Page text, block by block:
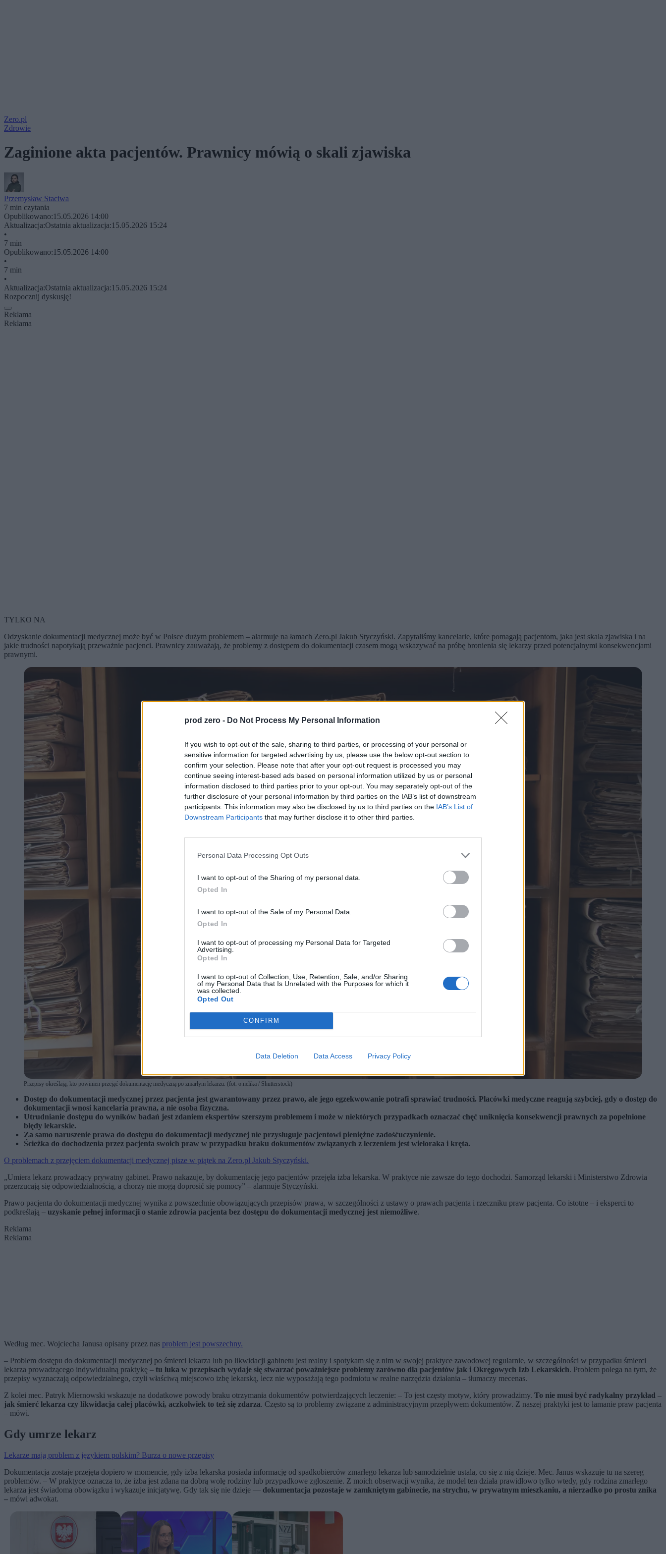
prod zero - Do Not Process My Personal Information
If you wish to opt-out of the sale, sharing to third parties, or processing of your personal or
sensitive information for targeted advertising by us, please use the below opt-out section to
confirm your selection. Please note that after your opt-out request is processed you may
continue seeing interest-based ads based on personal information utilized by us or personal
information disclosed to third parties prior to your opt-out. You may separately opt-out of the
further disclosure of your personal information by third parties on the IAB’s list of downstream
participants. This information may also be disclosed by us to third parties on the IAB’s List of
Downstream Participants that may further disclose it to other third parties.
Personal Data Processing Opt Outs
I want to opt-out of the Sharing of my personal data.
Opted In
I want to opt-out of the Sale of my Personal Data.
Opted In
I want to opt-out of processing my Personal Data for Targeted
Advertising.
Opted In
I want to opt-out of Collection, Use, Retention, Sale, and/or Sharing
of my Personal Data that Is Unrelated with the Purposes for which it
was collected.
Opted Out
CONFIRM
Data Deletion Data Access Privacy Policy
Zero.pl
Zdrowie
Zaginione akta pacjentów. Prawnicy mówią o skali zjawiska
Przemysław Staciwa
7 min czytania
Opublikowano:15.05.2026 14:00
Aktualizacja:Ostatnia aktualizacja:15.05.2026 15:24
•
7 min
Opublikowano:15.05.2026 14:00
•
7 min
•
Aktualizacja:Ostatnia aktualizacja:15.05.2026 15:24
Rozpocznij dyskusję!
Reklama
Reklama
TYLKO NA
Odzyskanie dokumentacji medycznej może być w Polsce dużym problemem – alarmuje na łamach Zero.pl Jakub Styczyński. Zapytaliśmy kancelarie, które pomagają pacjentom, jaka jest skala zjawiska i na
jakie trudności napotykają przeważnie pacjenci. Prawnicy zauważają, że problemy z dostępem do dokumentacji czasem mogą wskazywać na próbę bronienia się lekarzy przed potencjalnymi konsekwencjami
prawnymi.
Przepisy określają, kto powinien przejąć dokumentację medyczną po zmarłym lekarzu. (fot. o.nelika / Shutterstock)
Dostęp do dokumentacji medycznej przez pacjenta jest gwarantowany przez prawo, ale jego egzekwowanie potrafi sprawiać trudności. Placówki medyczne reagują szybciej, gdy o dostęp do
dokumentacji wnosi kancelaria prawna, a nie osoba fizyczna.
Utrudnianie dostępu do wyników badań jest zdaniem ekspertów szerszym problemem i może w niektórych przypadkach oznaczać chęć uniknięcia konsekwencji prawnych za popełnione
błędy lekarskie.
Za samo naruszenie prawa do dostępu do dokumentacji medycznej nie przysługuje pacjentowi pieniężne zadośćuczynienie.
Ścieżka do dochodzenia przez pacjenta swoich praw w przypadku braku dokumentów związanych z leczeniem jest wieloraka i kręta.
O problemach z przejęciem dokumentacji medycznej pisze w piątek na Zero.pl Jakub Styczyński.
„Umiera lekarz prowadzący prywatny gabinet. Prawo nakazuje, by dokumentację jego pacjentów przejęła izba lekarska. W praktyce nie zawsze do tego dochodzi. Samorząd lekarski i Ministerstwo Zdrowia
przerzucają się odpowiedzialnością, a chorzy nie mogą doprosić się pomocy” – alarmuje Styczyński.
Prawo pacjenta do dokumentacji medycznej wynika z powszechnie obowiązujących przepisów prawa, w szczególności z ustawy o prawach pacjenta i rzeczniku praw pacjenta. Co istotne – i eksperci to
podkreślają – uzyskanie pełnej informacji o stanie zdrowia pacjenta bez dostępu do dokumentacji medycznej jest niemożliwe.
Reklama
Reklama
Według mec. Wojciecha Janusa opisany przez nas problem jest powszechny.
– Problem dostępu do dokumentacji medycznej po śmierci lekarza lub po likwidacji gabinetu jest realny i spotykam się z nim w swojej praktyce zawodowej regularnie, w szczególności w przypadku śmierci
lekarza prowadzącego indywidualną praktykę – tu luka w przepisach wydaje się stwarzać poważniejsze problemy zarówno dla pacjentów jak i Okręgowych Izb Lekarskich. Problem polega na tym, że
przepisy wyznaczają odpowiedzialnego, czyli właściwą miejscowo izbę lekarską, lecz nie wyposażają tego podmiotu w realne narzędzia działania – tłumaczy mecenas.
Z kolei mec. Patryk Miernowski wskazuje na dodatkowe powody braku otrzymania dokumentów potwierdzających leczenie: – To jest częsty motyw, który prowadzimy. To nie musi być radykalny przykład –
jak śmierć lekarza czy likwidacja całej placówki, aczkolwiek to też się zdarza. Często są to problemy związane z administracyjnym przepływem dokumentów. Z naszej praktyki jest to łamanie praw pacjenta
– mówi.
Gdy umrze lekarz
Lekarze mają problem z językiem polskim? Burza o nowe przepisy
Dokumentacja zostaje przejęta dopiero w momencie, gdy izba lekarska posiada informację od spadkobierców zmarłego lekarza lub samodzielnie ustala, co się z nią dzieje. Mec. Janus wskazuje tu na szereg
problemów. – W praktyce oznacza to, że izba jest zdana na dobrą wolę rodziny lub przypadkowe zgłoszenie. Z moich obserwacji wynika, że model ten działa prawidłowo tylko wtedy, gdy rodzina zmarłego
lekarza jest świadoma obowiązku i wykazuje inicjatywę. Gdy tak się nie dzieje — dokumentacja pozostaje w zamkniętym gabinecie, na strychu, w prywatnym mieszkaniu, a nierzadko po prostu znika
– mówi adwokat.